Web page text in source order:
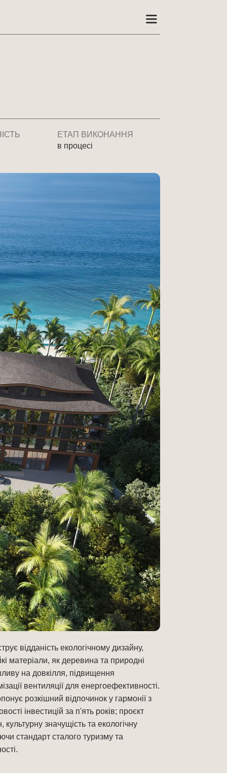
ЕТАП ВИКОНАННЯ
в процесі
відданість екологічному дизайну,
матеріали, як деревина та природні
на довкілля, підвищення
вентиляції для енергоефективності.
розкішний відпочинок у гармонії з
інвестицій за п'ять років; проєкт
значущість та екологічну
стандарт сталого туризму та